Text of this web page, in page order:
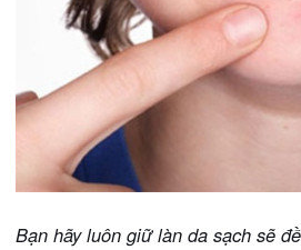
Bạn hãy luôn giữ làn da sạch sẽ